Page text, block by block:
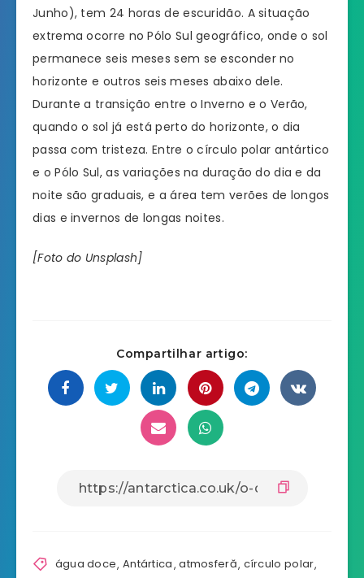
Junho), tem 24 horas de escuridão. A situação
extrema ocorre no Pólo Sul geográfico, onde o sol
permanece seis meses sem se esconder no
horizonte e outros seis meses abaixo dele.
Durante a transição entre o Inverno e o Verão,
quando o sol já está perto do horizonte, o dia
passa com tristeza. Entre o círculo polar antártico
e o Pólo Sul, as variações na duração do dia e da
noite são graduais, e a área tem verões de longos
dias e invernos de longas noites.
[Foto do Unsplash]
Compartilhar artigo:
água doce, Antártica,atmosferă, círculo polar,